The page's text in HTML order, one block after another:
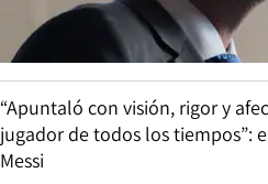
“Apuntaló con visión, rigor y
jugador de todos los tiempos”:
Messi